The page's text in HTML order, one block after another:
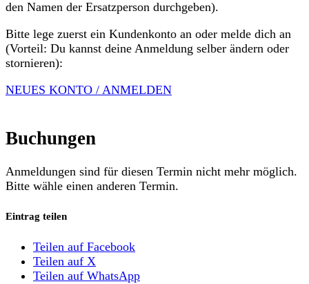
den Namen der Ersatzperson durchgeben).
Bitte lege zuerst ein Kundenkonto an oder melde dich an
(Vorteil: Du kannst deine Anmeldung selber ändern oder
stornieren):
NEUES KONTO / ANMELDEN
Buchungen
Anmeldungen sind für diesen Termin nicht mehr möglich.
Bitte wähle einen anderen Termin.
Eintrag teilen
Teilen auf Facebook
Teilen auf X
Teilen auf WhatsApp